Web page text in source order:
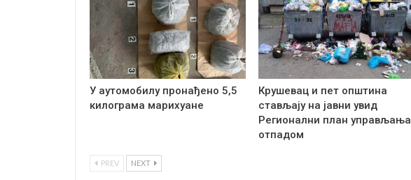
У аутомобилу пронађено 5,5
килограма марихуане
Крушевац и пет општина
стављају на јавни увид
Регионални план управљања
отпадом
PREV NEXT